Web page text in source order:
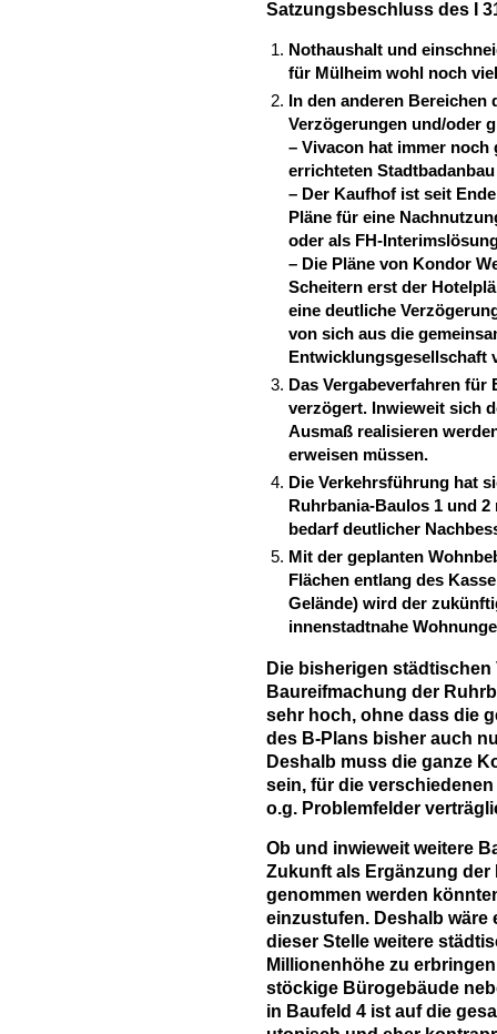
Satzungsbeschluss des I
Nothaushalt und
für Mülheim wohl noch
In den anderen
Verzögerungen und/oder
– Vivacon hat immer noch
errichteten
– Der Kaufhof ist seit
Pläne für eine
oder als FH-
– Die Pläne von Kondor
Scheitern erst der
eine deutliche
von sich aus die
Entwicklungsgesellschaft
Das Vergabeverfahren
verzögert. Inwieweit sich
Ausmaß realisieren
erweisen müssen.
Die Verkehrsführung hat
Ruhrbania-Baulos 1 und
bedarf deutlicher
Mit der geplanten
Flächen entlang des
Gelände) wird der
innenstadtnahe
Die bisherigen
Baureifmachung der
sehr hoch, ohne dass die
des B-Plans bisher auch
Deshalb muss die ganze
sein, für die
o.g. Problemfelder
Ob und inwieweit weitere
Zukunft als Ergänzung
genommen werden
einzustufen. Deshalb wäre
dieser Stelle weitere
Millionenhöhe zu
stöckige Bürogebäude
in Baufeld 4 ist auf die